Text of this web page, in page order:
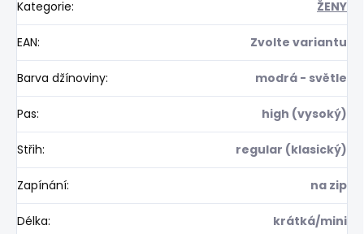
Kategorie: ŽENY
EAN: Zvolte variantu
Barva džínoviny: modrá - světle
Pas: high (vysoký)
Střih: regular (klasický)
Zapínání: na zip
Délka: krátká/mini